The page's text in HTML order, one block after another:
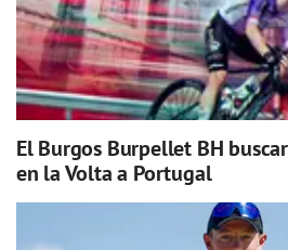
El Burgos Burpellet BH
en la Volta a Portugal